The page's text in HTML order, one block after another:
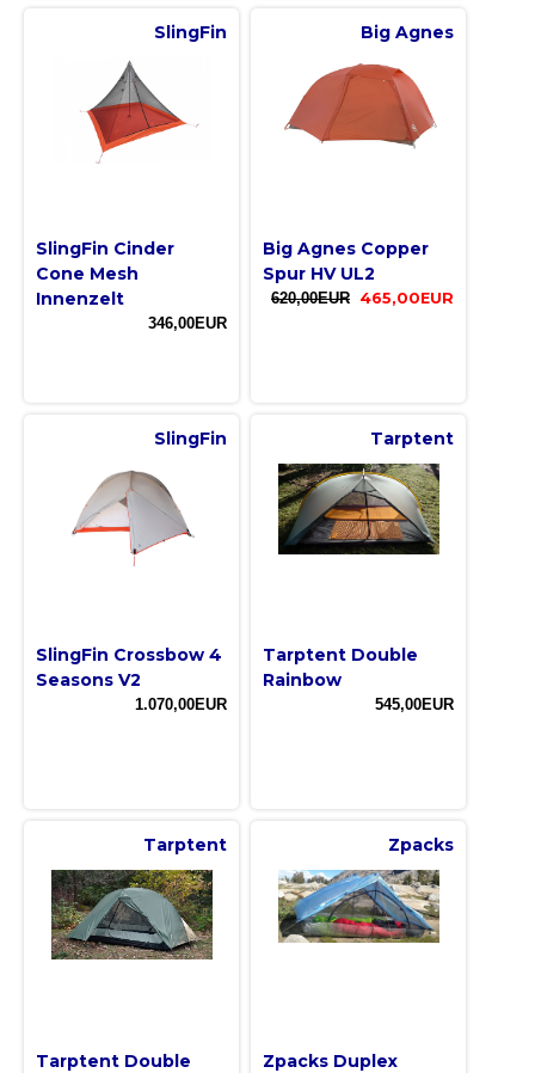
SlingFin
SlingFin Cinder
Cone Mesh
Innenzelt
346,00EUR
Big Agnes
Big Agnes Copper
Spur HV UL2
620,00EUR 465,00EUR
SlingFin
SlingFin Crossbow 4
Seasons V2
1.070,00EUR
Tarptent
Tarptent Double
Rainbow
545,00EUR
Tarptent
Tarptent Double
Zpacks
Zpacks Duplex